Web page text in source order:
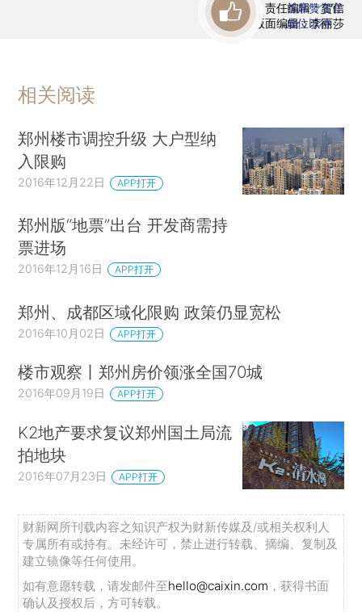
责任编辑：贺信
版面编辑：李丽莎
首席赞赏官
虚位以待
相关阅读
郑州楼市调控升级 大户型纳
入限购
2016年12月22日 APP打开
郑州版“地票”出台 开发商需持
票进场
2016年12月16日 APP打开
郑州、成都区域化限购 政策仍显宽松
2016年10月02日 APP打开
楼市观察丨郑州房价领涨全国70城
2016年09月19日 APP打开
K2地产要求复议郑州国土局流
拍地块
2016年07月23日 APP打开
财新网所刊载内容之知识产权为财新传媒及/或相关权利人
专属所有或持有。未经许可，禁止进行转载、摘编、复制及
建立镜像等任何使用。
如有意愿转载，请发邮件至hello@caixin.com ，获得书面
确认及授权后，方可转载。